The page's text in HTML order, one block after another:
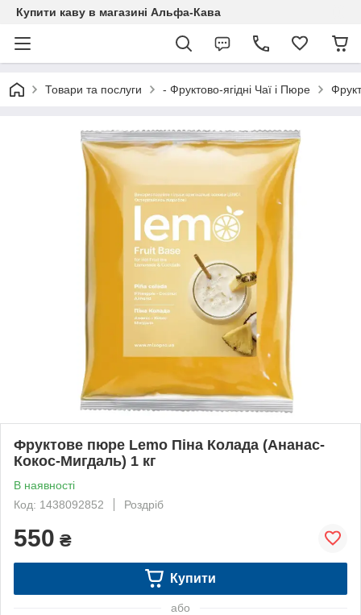
Купити каву в магазині Альфа-Кава
Товари та послуги - Фруктово-ягідні Чаї і Пюре
Фруктове пюре Lemo Піна Колада (Ананас-
Кокос-Мигдаль) 1 кг
В наявності
Код: 1438092852
Роздріб
550 ₴
Купити
або